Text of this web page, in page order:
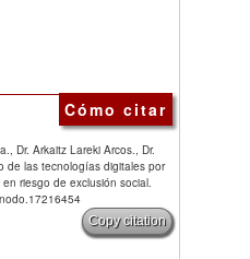
Cómo citar
Dr. Arkaitz Lareki Arcos., Dr.
de las tecnologías digitales por
riesgo de exclusión social.
Copy citation